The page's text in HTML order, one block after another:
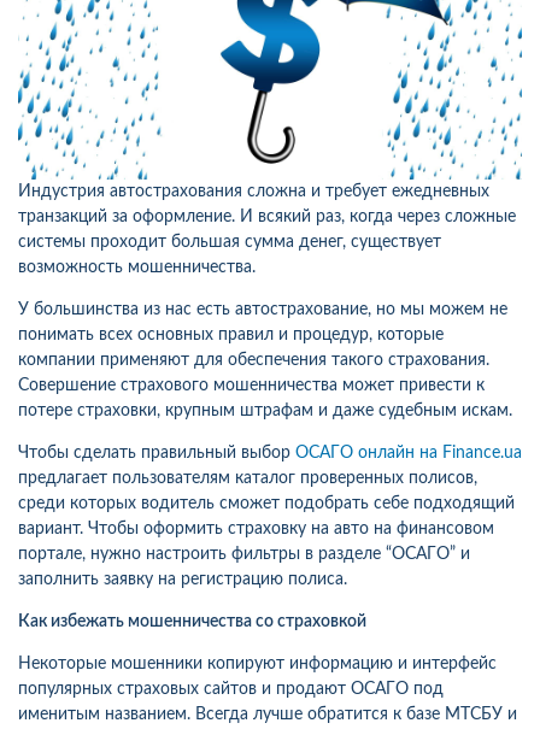
Индустрия автострахования сложна и требует ежедневных
транзакций за оформление. И всякий раз, когда через сложные
системы проходит большая сумма денег, существует
возможность мошенничества.
У большинства из нас есть автострахование, но мы можем не
понимать всех основных правил и процедур, которые
компании применяют для обеспечения такого страхования.
Совершение страхового мошенничества может привести к
потере страховки, крупным штрафам и даже судебным искам.
Чтобы сделать правильный выбор ОСАГО онлайн на Finance.ua
предлагает пользователям каталог проверенных полисов,
среди которых водитель сможет подобрать себе подходящий
вариант. Чтобы оформить страховку на авто на финансовом
портале, нужно настроить фильтры в разделе “ОСАГО” и
заполнить заявку на регистрацию полиса.
Как избежать мошенничества со страховкой
Некоторые мошенники копируют информацию и интерфейс
популярных страховых сайтов и продают ОСАГО под
именитым названием. Всегда лучше обратится к базе МТСБУ и